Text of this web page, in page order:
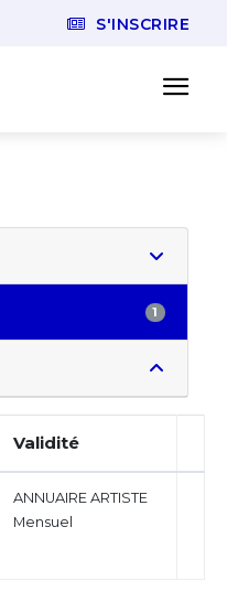
S'INSCRIRE
1
Validité
ANNUAIRE ARTISTE
Mensuel